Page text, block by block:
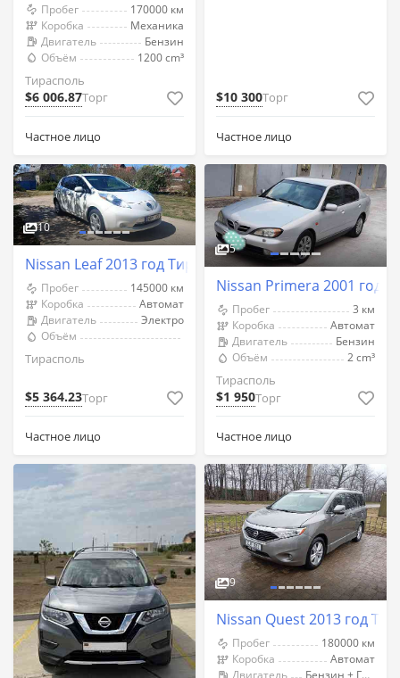
Пробег
170000 км
Коробка
Механика
Двигатель
Бензин
Объём
1200 cm³
Тирасполь
$6 006.87Торг
Частное лицо
$10 300Торг
Частное лицо
10
Nissan Leaf 2013 год Тирасполь
Пробег
145000 км
Коробка
Автомат
Двигатель
Электро
Объём
Тирасполь
$5 364.23Торг
Частное лицо
5
Nissan Primera 2001 год
Пробег
3 км
Коробка
Автомат
Двигатель
Бензин
Объём
2 cm³
Тирасполь
$1 950Торг
Частное лицо
9
Nissan Quest 2013 год
Пробег
180000 км
Коробка
Автомат